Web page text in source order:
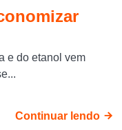
e do etanol vem
Continuar lendo